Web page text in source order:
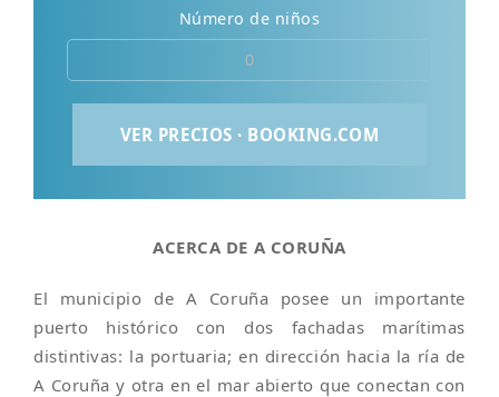
Número de niños
ACERCA DE A CORUÑA
El municipio de A Coruña posee un importante
puerto histórico con dos fachadas marítimas
distintivas: la portuaria; en dirección hacia la ría de
A Coruña y otra en el mar abierto que conectan con